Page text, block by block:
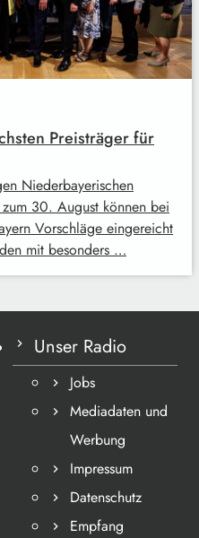
Preisträger für
Niederbayerischen
30. August können bei
Vorschläge eingereicht
mit besonders …
Unser Radio
Jobs
Mediadaten und
Werbung
Impressum
Datenschutz
Empfang